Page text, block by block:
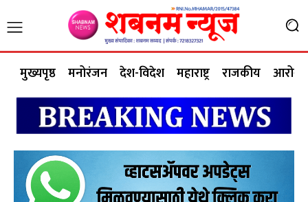
मुख्यपृष्ठ मनोरंजन देश-विदेश महाराष्ट्र राजकीय आरोग्य